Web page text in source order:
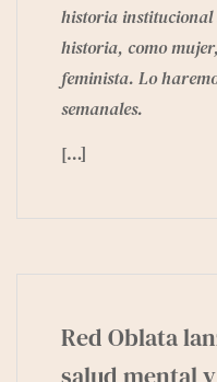
historia institucional
historia, como
feminista. Lo
semanales.
[…]
Red Oblata
salud mental